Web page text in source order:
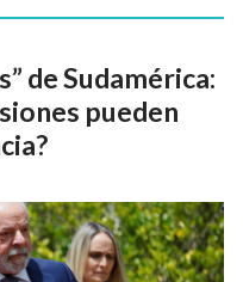
de Sudamérica:
pueden